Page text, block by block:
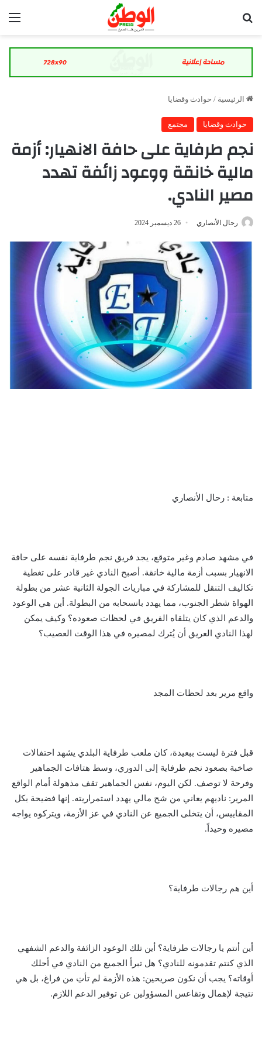
الرئيسية / حوادث وقضايا
حوادث وقضايا مجتمع
نجم طرفاية على حافة الانهيار: أزمة
مالية خانقة ووعود زائفة تهدد
مصير النادي.
رحال الأنصاري 26 ديسمبر 2024
متابعة : رحال الأنصاري
في مشهد صادم وغير متوقع، يجد فريق نجم طرفاية نفسه على حافة
الانهيار بسبب أزمة مالية خانقة. أصبح النادي غير قادر على تغطية
تكاليف التنقل للمشاركة في مباريات الجولة الثانية عشر من بطولة
الهواة شطر الجنوب، مما يهدد بانسحابه من البطولة. أين هي الوعود
والدعم الذي كان يتلقاه الفريق في لحظات صعوده؟ وكيف يمكن
لهذا النادي العريق أن يُترك لمصيره في هذا الوقت العصيب؟
واقع مرير بعد لحظات المجد
قبل فترة ليست ببعيدة، كان ملعب طرفاية البلدي يشهد احتفالات
صاخبة بصعود نجم طرفاية إلى الدوري، وسط هتافات الجماهير
وفرحة لا توصف. لكن اليوم، نفس الجماهير تقف مذهولة أمام الواقع
المرير: ناديهم يعاني من شح مالي يهدد استمراريته. إنها فضيحة بكل
المقاييس، أن يتخلى الجميع عن النادي في عز الأزمة، ويتركوه يواجه
مصيره وحيداً.
أين هم رجالات طرفاية؟
أين أنتم يا رجالات طرفاية؟ أين تلك الوعود الزائفة والدعم الشفهي
الذي كنتم تقدمونه للنادي؟ هل تبرأ الجميع من النادي في أحلك
أوقاته؟ يجب أن نكون صريحين: هذه الأزمة لم تأتِ من فراغ، بل هي
نتيجة لإهمال وتقاعس المسؤولين عن توفير الدعم اللازم.